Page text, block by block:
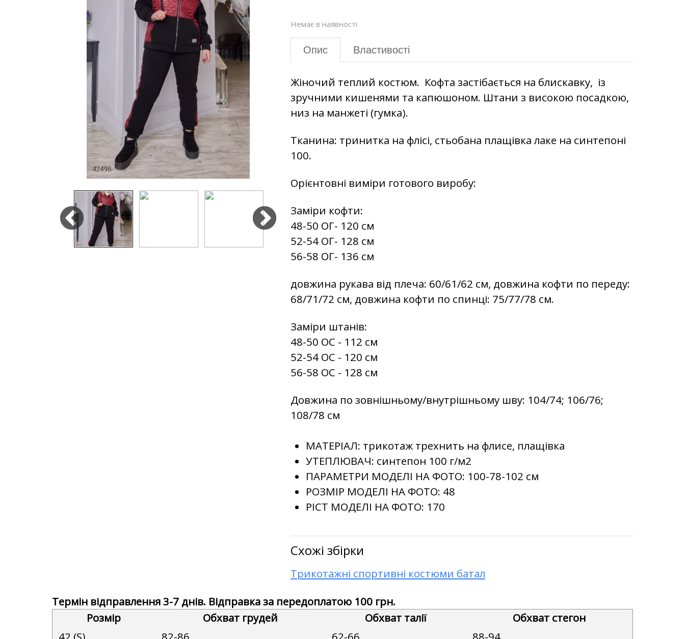
Немає в наявності
Опис Властивості
Жіночий теплий костюм. Кофта застібається на блискавку, із
зручними кишенями та капюшоном. Штани з високою посадкою,
низ на манжеті (гумка).
Тканина: тринитка на флісі, стьобана плащівка лаке на синтепоні
100.
Орієнтовні виміри готового виробу:
Заміри кофти:
48-50 ОГ- 120 см
52-54 ОГ- 128 см
56-58 ОГ- 136 см
довжина рукава від плеча: 60/61/62 см, довжина кофти по переду:
68/71/72 см, довжина кофти по спинці: 75/77/78 см.
Заміри штанів:
48-50 ОС - 112 см
52-54 ОС - 120 см
56-58 ОС - 128 см
Довжина по зовнішньому/внутрішньому шву: 104/74; 106/76;
108/78 см
МАТЕРІАЛ: трикотаж трехнить на флисе, плащівка
УТЕПЛЮВАЧ: синтепон 100 г/м2
ПАРАМЕТРИ МОДЕЛІ НА ФОТО: 100-78-102 см
РОЗМІР МОДЕЛІ НА ФОТО: 48
РІСТ МОДЕЛІ НА ФОТО: 170
Схожі збірки
Трикотажні спортивні костюми батал
Термін відправлення 3-7 днів. Відправка за передоплатою 100 грн.
Розмір
Обхват грудей Обхват талії
Обхват стегон